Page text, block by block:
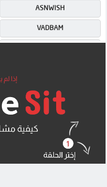
ASNWISH
OK
VADBAM
DRIVE
MAILRU